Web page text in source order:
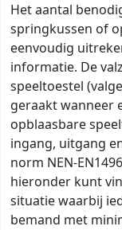
Het aantal
springkussen of
eenvoudig
informatie. De
speeltoestel
geraakt wanneer
opblaasbare
ingang, uitgang
norm NEN-
hieronder kunt
situatie waarbij
bemand met